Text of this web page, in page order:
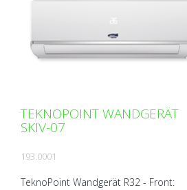
TEKNOPOINT WANDGERÄT
SKIV-07
193.0001
TeknoPoint Wandgerät R32 - Front: